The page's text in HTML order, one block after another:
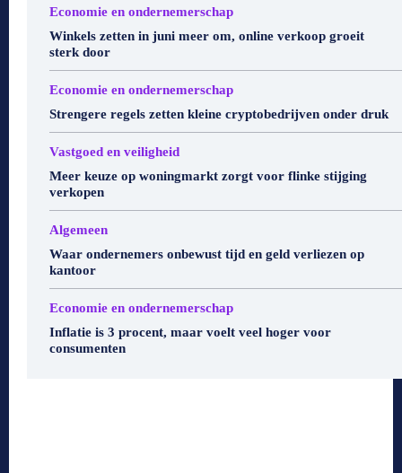
Economie en ondernemerschap
Winkels zetten in juni meer om, online verkoop groeit
sterk door
Economie en ondernemerschap
Strengere regels zetten kleine cryptobedrijven onder druk
Vastgoed en veiligheid
Meer keuze op woningmarkt zorgt voor flinke stijging
verkopen
Algemeen
Waar ondernemers onbewust tijd en geld verliezen op
kantoor
Economie en ondernemerschap
Inflatie is 3 procent, maar voelt veel hoger voor
consumenten